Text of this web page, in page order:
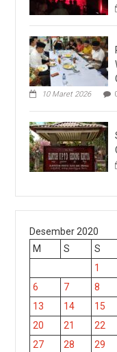
10 Maret 2026
Desember 2020
M
S S
1
6
7 8
13
14 15
20
21 22
27
28 29